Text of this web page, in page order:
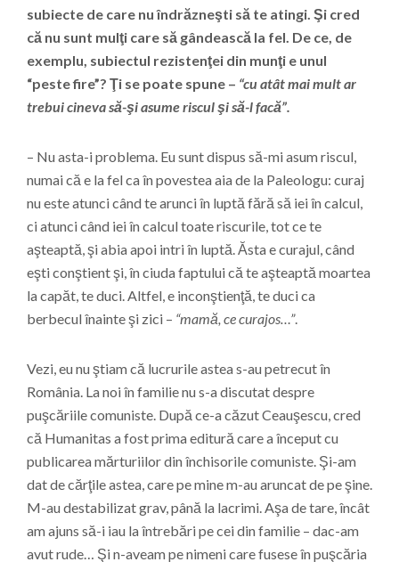
subiecte de care nu îndrăzneşti să te atingi. Şi cred
că nu sunt mulţi care să gândească la fel. De ce, de
exemplu, subiectul rezistenţei din munţi e unul
“peste fire”? Ţi se poate spune – “cu atât mai mult ar
trebui cineva să-şi asume riscul şi să-l facă”.
– Nu asta-i problema. Eu sunt dispus să-mi asum riscul,
numai că e la fel ca în povestea aia de la Paleologu: curaj
nu este atunci când te arunci în luptă fără să iei în calcul,
ci atunci când iei în calcul toate riscurile, tot ce te
aşteaptă, şi abia apoi intri în luptă. Ăsta e curajul, când
eşti conştient şi, în ciuda faptului că te aşteaptă moartea
la capăt, te duci. Altfel, e inconştienţă, te duci ca
berbecul înainte şi zici – “mamă, ce curajos…”.
Vezi, eu nu ştiam că lucrurile astea s-au petrecut în
România. La noi în familie nu s-a discutat despre
puşcăriile comuniste. După ce-a căzut Ceauşescu, cred
că Humanitas a fost prima editură care a început cu
publicarea mărturiilor din închisorile comuniste. Şi-am
dat de cărţile astea, care pe mine m-au aruncat de pe şine.
M-au destabilizat grav, până la lacrimi. Aşa de tare, încât
am ajuns să-i iau la întrebări pe cei din familie – dac-am
avut rude… Şi n-aveam pe nimeni care fusese în puşcăria